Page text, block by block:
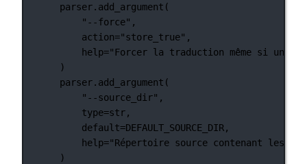
parser.add_argument(
"--force" ,
action="store_true" ,
help="Forcer la traduction même si une
)
parser.add_argument(
"--source_dir" ,
type=str,
default=DEFAULT_SOURCE_DIR,
help="Répertoire source contenant les
)